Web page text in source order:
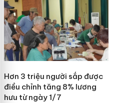
Hơn 3 triệu người sắp được
điều chỉnh tăng 8% lương
hưu từ ngày 1/7